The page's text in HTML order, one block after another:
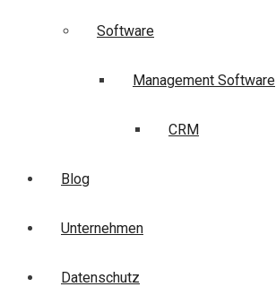
Software
Management Software
CRM
Blog
Unternehmen
Datenschutz